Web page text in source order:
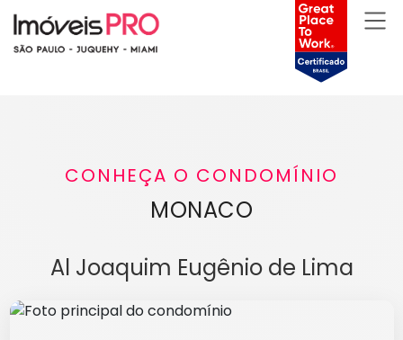
CONHEÇA O CONDOMÍNIO
MONACO
Al Joaquim Eugênio de Lima